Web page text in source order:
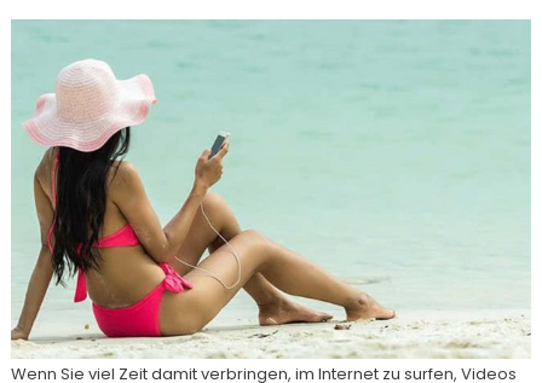
Wenn Sie viel Zeit damit verbringen, im Internet zu surfen, Videos